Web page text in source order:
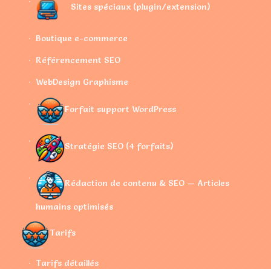
Sites spéciaux (plugin/extension)
Boutique e-commerce
Référencement SEO
WebDesign Graphisme
Forfait support WordPress
Stratégie SEO (4 forfaits)
Rédaction de contenu & SEO — Articles
humains optimisés
Tarifs
Tarifs détaillés